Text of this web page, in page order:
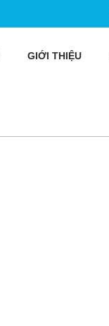
GIỚI THIỆU